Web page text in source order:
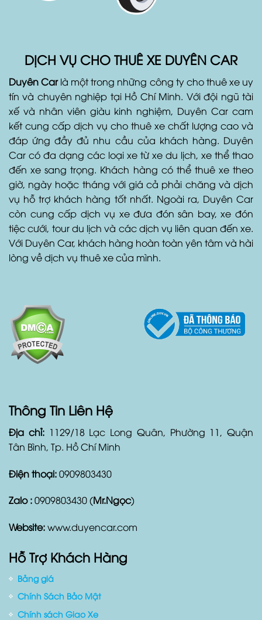
DỊCH VỤ CHO THUÊ XE DUYÊN CAR
Duyên Carlà một trong những công ty cho thuê xe uy
tín và chuyên nghiệp tại Hồ Chí Minh. Với đội ngũ tài
xế và nhân viên giàu kinh nghiệm, Duyên Car cam
kết cung cấp dịch vụ cho thuê xe chất lượng cao và
đáp ứng đầy đủ nhu cầu của khách hàng. Duyên
Car có đa dạng các loại xe từ xe du lịch, xe thể thao
đến xe sang trọng. Khách hàng có thể thuê xe theo
giờ, ngày hoặc tháng với giá cả phải chăng và dịch
vụ hỗ trợ khách hàng tốt nhất. Ngoài ra, Duyên Car
còn cung cấp dịch vụ xe đưa đón sân bay, xe đón
tiệc cưới, tour du lịch và các dịch vụ liên quan đến xe.
Với Duyên Car, khách hàng hoàn toàn yên tâm và hài
lòng về dịch vụ thuê xe của mình.
Thông Tin Liên Hệ
Địa chỉ: 1129/18 Lạc Long Quân, Phường 11, Quận
Tân Bình, Tp. Hồ Chí Minh
Điện thoại:0909803430
Zalo :0909803430 (Mr.Ngọc)
Website:www.duyencar.com
Hỗ Trợ Khách Hàng
Bảng giá
Chính Sách Bảo Mật
Chính sách Giao Xe